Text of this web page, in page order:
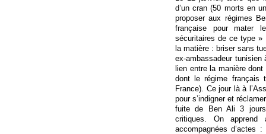
d’un cran (50 morts en
proposer aux régimes
française pour mater
sécuritaires de ce type
la matière : briser sans
ex-ambassadeur tunisien
lien entre la manière
dont le régime français
France). Ce jour là à
pour s’indigner et
fuite de Ben Ali 3
critiques. On
accompagnées d’actes